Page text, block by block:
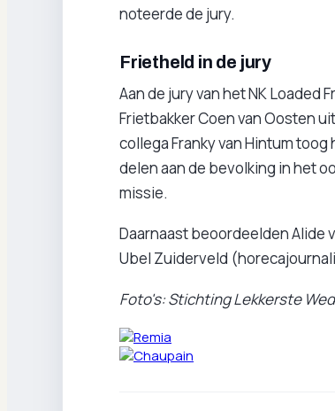
noteerde de jury.
Frietheld in de jury
Aan de jury van het NK Loaded
Frietbakker Coen van Oosten
collega Franky van Hintum
delen aan de bevolking in het
missie.
Daarnaast beoordeelden Alide
Ubel Zuiderveld
Foto's: Stichting Lekkerste